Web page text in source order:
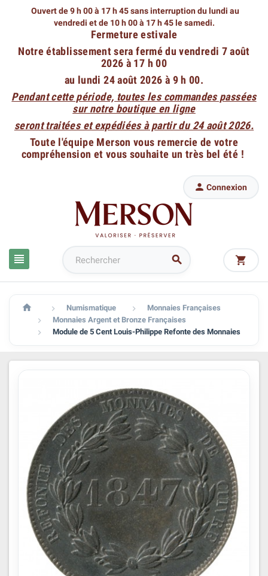
Ouvert de 9 h 00 à 17 h 45 sans interruption du lundi au
vendredi et de 10 h 00 à 17 h 45 le samedi.
Fermeture estivale
Notre établissement sera fermé du vendredi 7 août
2026 à 17 h 00
au lundi 24 août 2026 à 9 h 00.
Pendant cette période, toutes les commandes passées
sur notre boutique en ligne
seront traitées et expédiées à partir du 24 août 2026.
Toute l'équipe Merson vous remercie de votre
compréhension et vous souhaite un très bel été !
 
 Connexion

  Numismatique  Monnaies Françaises
 Monnaies Argent et Bronze Françaises
 Module de 5 Cent Louis-Philippe Refonte des Monnaies